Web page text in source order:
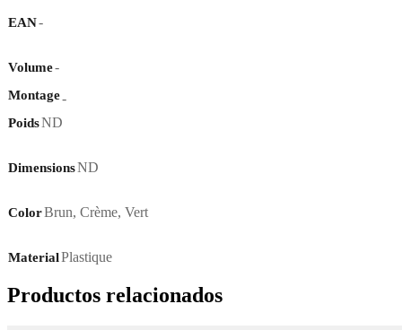
EAN-
Volume-
Montage-
PoidsND
DimensionsND
ColorBrun, Crème, Vert
MaterialPlastique
Productos relacionados